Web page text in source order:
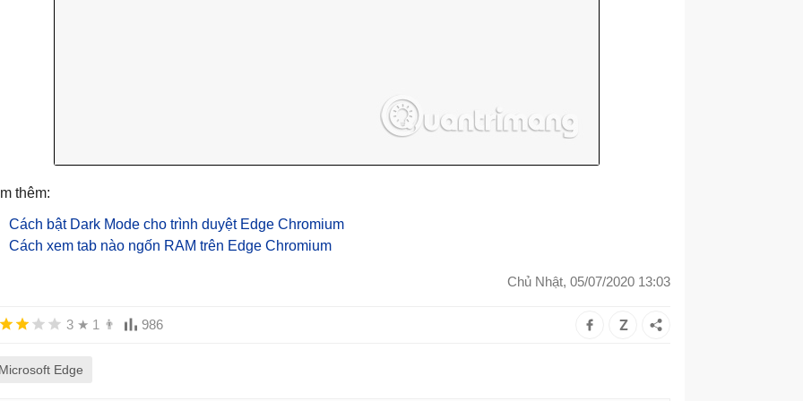
thêm:
Cách bật Dark Mode cho trình duyệt Edge Chromium
Cách xem tab nào ngốn RAM trên Edge Chromium
Chủ Nhật, 05/07/2020 13:03
3 ★ 1 👨 986
Edge